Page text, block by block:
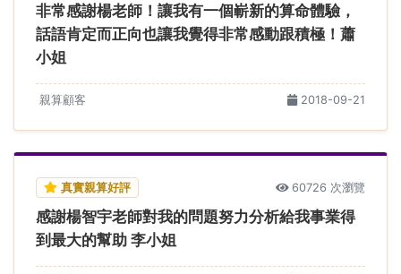
非常感謝楊老師！讓我有一個嶄新的算命體驗，
話語肯定而正向也讓我覺得非常感動跟積極！蕭
小姐
親算顧客 2018-09-21
真實親算好評 60726 次瀏覽
感謝楊智宇老師對我的問題努力分析給我事業得
到最大的幫助 李小姐